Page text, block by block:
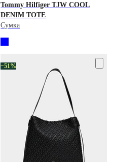
Tommy Hilfiger TJW COOL
DENIM TOTE
Сумка
−51%